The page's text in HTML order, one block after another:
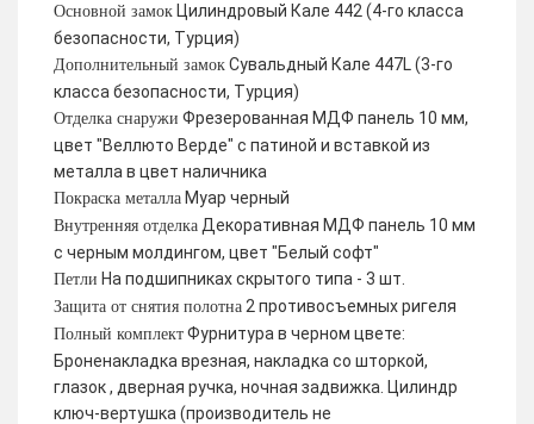
Основной замок Цилиндровый Кале 442 (4-го класса
безопасности, Турция)
Дополнительный замок Сувальдный Кале 447L (3-го
класса безопасности, Турция)
Отделка снаружи Фрезерованная МДФ панель 10 мм,
цвет "Веллюто Верде" с патиной и вставкой из
металла в цвет наличника
Покраска металла Муар черный
Внутренняя отделка Декоративная МДФ панель 10 мм
с черным молдингом, цвет "Белый софт"
Петли На подшипниках скрытого типа - 3 шт.
Защита от снятия полотна 2 противосъемных ригеля
Полный комплект Фурнитура в черном цвете:
Броненакладка врезная, накладка со шторкой,
глазок , дверная ручка, ночная задвижка. Цилиндр
ключ-вертушка (производитель не